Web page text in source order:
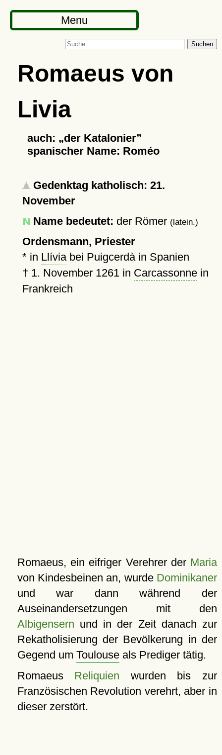
Menu
Suchen
Romaeus von
Livia
auch:
der Katalonier
spanischer Name: Roméo
Gedenktag katholisch: 21.
November
Name bedeutet: der Römer (latein.)
Ordensmann, Priester
* in Llíviabei Puigcerdà in Spanien
† 1. November 1261in Carcassonnein
Frankreich
Romaeus, ein eifriger Verehrer der Maria
von Kindesbeinen an, wurde Dominikaner
und war dann während der
Auseinandersetzungen mit den
Albigensern und in der Zeit danach zur
Rekatholisierung der Bevölkerung in der
Gegend um Toulouseals Prediger tätig.
Romaeus Reliquien wurden bis zur
Französischen Revolution verehrt, aber in
dieser zerstört.